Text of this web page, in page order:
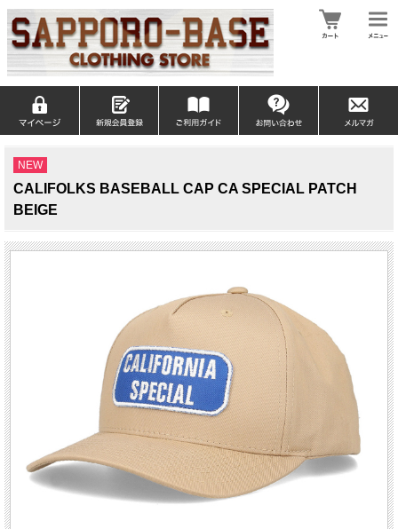
NEW
CALIFOLKS BASEBALL CAP CA SPECIAL PATCH
BEIGE